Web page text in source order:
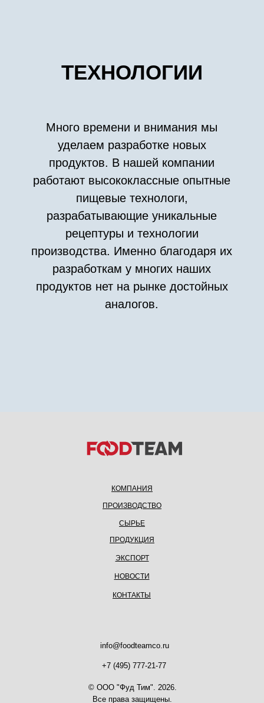
© ООО "Фуд Тим". 2026.
Все права защищены.
КОМПАНИЯ
ПРОИЗВОДСТВО
СЫРЬЕ
ПРОДУКЦИЯ
КОНТАКТЫ
info@foodteamco.ru
+7 (495) 777-21-77
НОВОСТИ
ЭКСПОРТ